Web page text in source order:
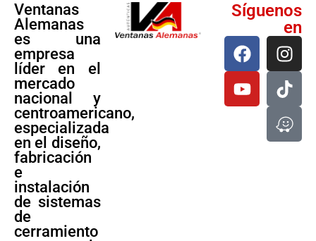
Ventanas
Alemanas
es una
empresa
líder en el
mercado
nacional y
centroamericano,
especializada
en el diseño,
fabricación
e
instalación
de sistemas
de
cerramiento
Síguenos
en